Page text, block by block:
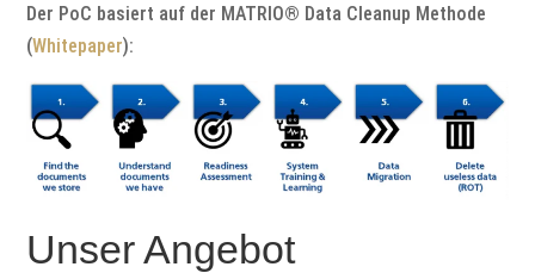
Der PoC basiert auf der MATRIO® Data Cleanup Methode
(Whitepaper):
Unser Angebot